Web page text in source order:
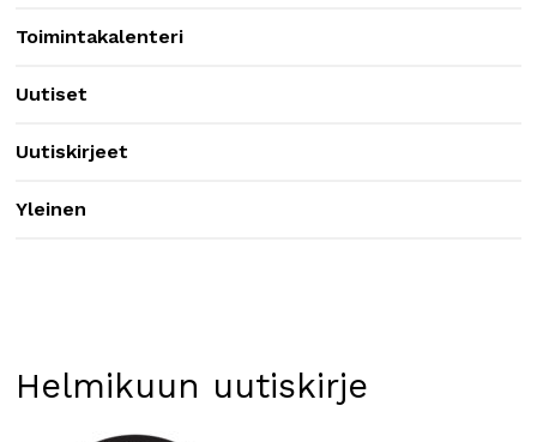
Toimintakalenteri
Uutiset
Uutiskirjeet
Yleinen
Helmikuun uutiskirje